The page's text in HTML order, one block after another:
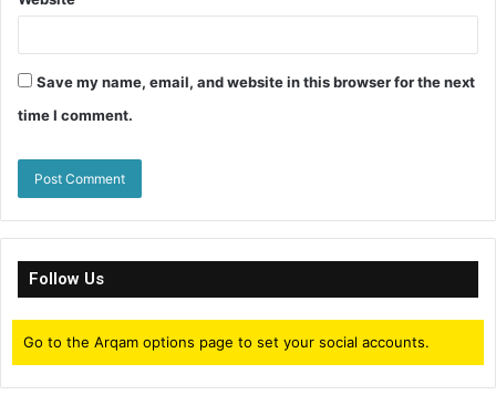
Save my name, email, and website in this browser for the next
time I comment.
Follow Us
Go to the Arqam options page to set your social accounts.